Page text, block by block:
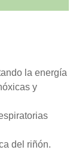
la energía
y
del riñón.